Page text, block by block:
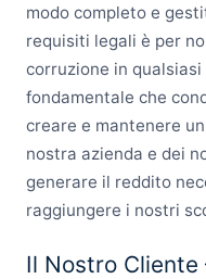
modo completo e
requisiti legali è per
corruzione in
fondamentale che
creare e mantenere
nostra azienda e dei
generare il reddito
raggiungere i nostri
Il Nostro